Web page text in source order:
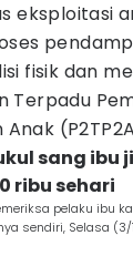
eksploitasi
fisik dan
Terpadu
sang
ribu sehari
pelaku ibu
sendiri, Selasa (3/